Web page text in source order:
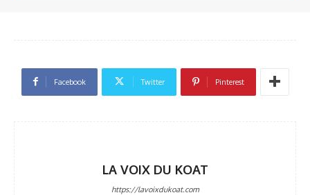
Facebook Twitter Pinterest
LA VOIX DU KOAT
https://lavoixdukoat.com